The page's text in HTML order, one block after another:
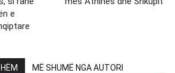
e
MË SHUMË NGA AUTORI